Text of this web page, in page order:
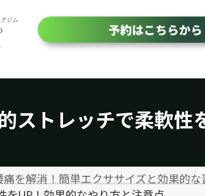
ストレッチで柔軟性
を解消！簡単エクササイズと効果的な